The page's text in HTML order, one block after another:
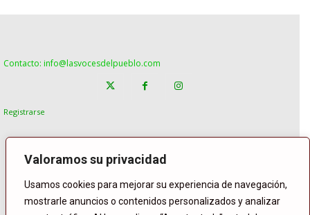
Valoramos su privacidad
Usamos cookies para mejorar su experiencia de navegación,
mostrarle anuncios o contenidos personalizados y analizar
Contacto: info@lasvocesdelpueblo.com
Registrarse